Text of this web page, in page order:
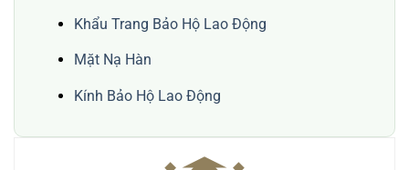
Khẩu Trang Bảo Hộ Lao Động
Mặt Nạ Hàn
Kính Bảo Hộ Lao Động